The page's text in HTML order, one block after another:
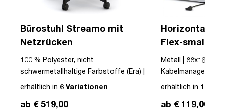
Bürostuhl Streamo mit
Netzrücken
100 % Polyester, nicht
schwermetallhaltige Farbstoffe (Era) |
Textil | Schwarz | Schwarz | Drehstuhl |
Streamo | bis zu 120 kg | TÜV©
erhältlich in 6 Variationen
ab € 519,00
Horizontaler
Flex-small +
Kabelführung
Steckdose
Metall |
erhältlich in 12
ab € 119,00